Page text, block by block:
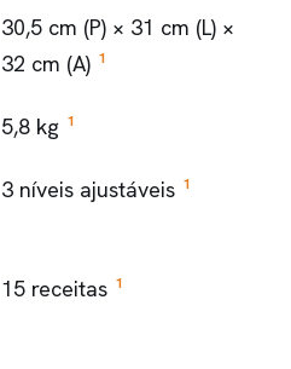
30,5 cm (P) × 31 cm (L) ×
32 cm (A) 1
5,8 kg 1
3 níveis ajustáveis 1
15 receitas 1